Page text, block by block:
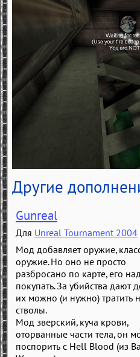
Другие
Gunreal
Для Unreal Tournament 2004
Мод добавляет оружие,
оружие. Но оно не просто
разбросано по карте, его
покупать. За убийства дают
их можно (и нужно) тратить
стволы.
Мод зверский, куча крови,
оторванные части тела, он
поспорить с Hell Blood (из